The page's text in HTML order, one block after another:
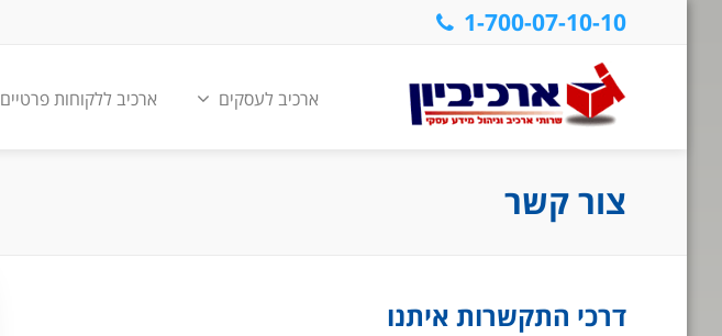
1-700-07-10-10
ארכיב לעסקים ארכיב ללקוחות פרטיים
צור קשר
דרכי התקשרות איתנו